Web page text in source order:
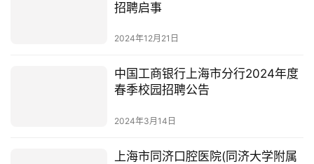
招聘启事
2024年12月21日
中国工商银行上海市分行2024年度
春季校园招聘公告
2024年3月14日
上海市同济口腔医院(同济大学附属